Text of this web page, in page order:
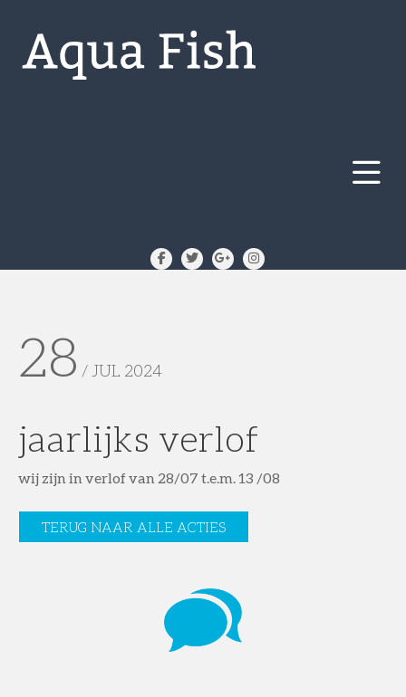
28 / JUL 2024
jaarlijks verlof
wij zijn in verlof van 28/07 t.e.m. 13 /08
TERUG NAAR ALLE ACTIES